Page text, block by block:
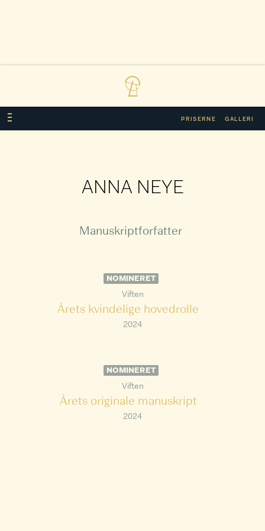
PRISERNE GALLERI
ANNA NEYE
Manuskriptforfatter
NOMINERET
Viften
Årets kvindelige hovedrolle
2024
NOMINERET
Viften
Årets originale manuskript
2024